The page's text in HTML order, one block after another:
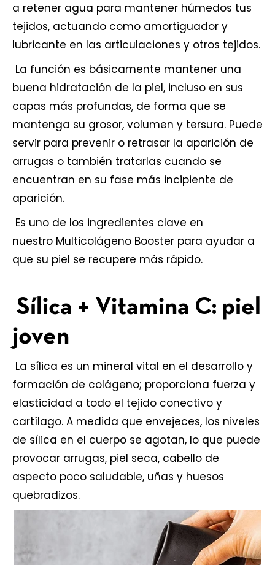
a retener agua para mantener húmedos tus
tejidos, actuando como amortiguador y
lubricante en las articulaciones y otros tejidos.
La función es básicamente mantener una
buena hidratación de la piel, incluso en sus
capas más profundas, de forma que se
mantenga su grosor, volumen y tersura. Puede
servir para prevenir o retrasar la aparición de
arrugas o también tratarlas cuando se
encuentran en su fase más incipiente de
aparición.
Es uno de los ingredientes clave en
nuestro Multicolágeno Booster para ayudar a
que su piel se recupere más rápido.
Sílica + Vitamina C: piel
joven
La sílica es un mineral vital en el desarrollo y
formación de colágeno; proporciona fuerza y ​​
elasticidad a todo el tejido conectivo y
cartílago. A medida que envejeces, los niveles
de sílica en el cuerpo se agotan, lo que puede
provocar arrugas, piel seca, cabello de
aspecto poco saludable, uñas y huesos
quebradizos.